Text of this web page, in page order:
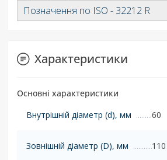
Позначення по ISO - 32212 R
Характеристики
Основні характеристики
Внутрішній діаметр (d), мм
60
Зовнішній діаметр (D), мм 110